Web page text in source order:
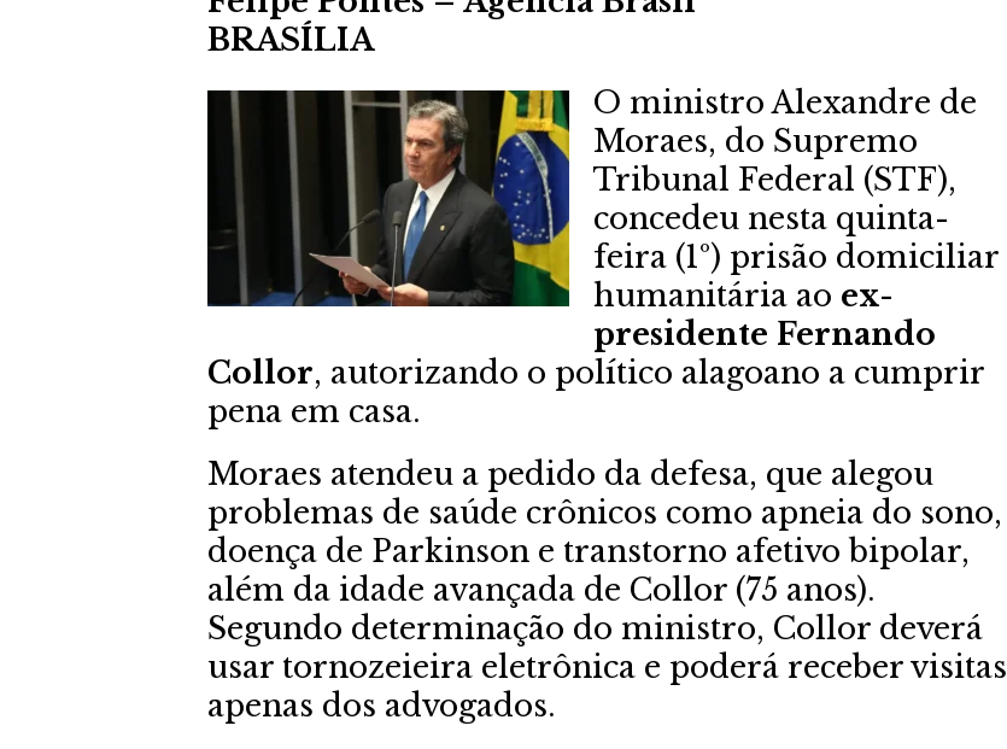
BRASÍLIA
O ministro Alexandre de
Moraes, do Supremo
Tribunal Federal (STF),
concedeu nesta quinta-
feira (1º) prisão domiciliar
humanitária ao ex-
presidente Fernando
Collor, autorizando o político alagoano a cumprir
pena em casa.
Moraes atendeu a pedido da defesa, que alegou
problemas de saúde crônicos como apneia do sono,
doença de Parkinson e transtorno afetivo bipolar,
além da idade avançada de Collor (75 anos).
Segundo determinação do ministro, Collor deverá
usar tornozeieira eletrônica e poderá receber visitas
apenas dos advogados.